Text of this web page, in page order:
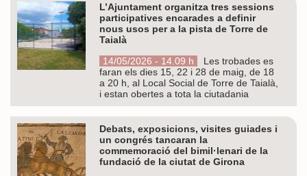
L’Ajuntament organitza tres sessions
participatives encarades a definir
nous usos per a la pista de Torre de
Taialà
14/05/2026 - 14.09 h
Les trobades es
faran els dies 15, 22 i 28 de maig, de 18
a 20 h, al Local Social de Torre de Taialà,
i estan obertes a tota la ciutadania
Debats, exposicions, visites guiades i
un congrés tancaran la
commemoració del bimil·lenari de la
fundació de la ciutat de Girona